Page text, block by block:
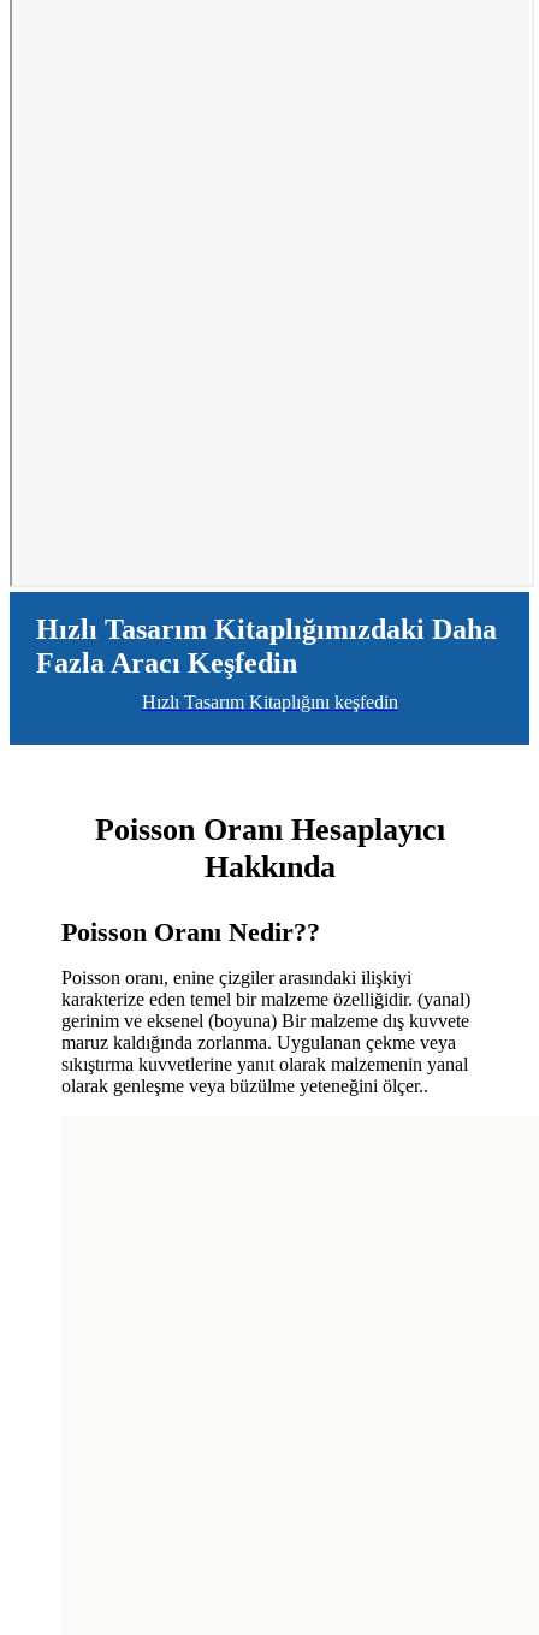
Hızlı Tasarım Kitaplığımızdaki Daha
Fazla Aracı Keşfedin
Hızlı Tasarım Kitaplığını keşfedin
Poisson Oranı Hesaplayıcı
Hakkında
Poisson Oranı Nedir??
Poisson oranı, enine çizgiler arasındaki ilişkiyi
karakterize eden temel bir malzeme özelliğidir. (yanal)
gerinim ve eksenel (boyuna) Bir malzeme dış kuvvete
maruz kaldığında zorlanma. Uygulanan çekme veya
sıkıştırma kuvvetlerine yanıt olarak malzemenin yanal
olarak genleşme veya büzülme yeteneğini ölçer..